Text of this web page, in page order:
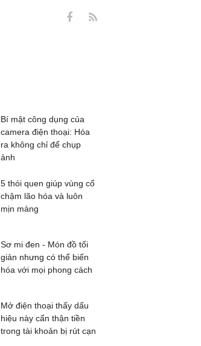
Bí mật công dụng của
camera điện thoại: Hóa
ra không chỉ để chụp
ảnh
5 thói quen giúp vùng cổ
chậm lão hóa và luôn
mịn màng
Sơ mi đen - Món đồ tối
giản nhưng có thể biến
hóa với mọi phong cách
Mở điện thoại thấy dấu
hiệu này cẩn thận tiền
trong tài khoản bị rút cạn